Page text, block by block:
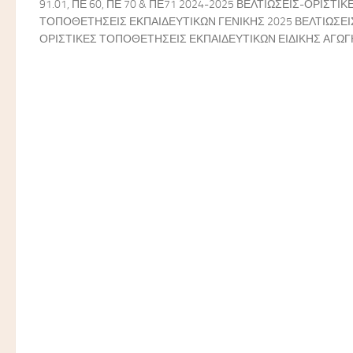
91.01, ΠΕ 60, ΠΕ 70 & ΠΕ71 2024-2025 ΒΕΛΤΙΩΣΕΙΣ-
ΤΟΠΟΘΕΤΗΣΕΙΣ ΕΚΠΑΙΔΕΥΤΙΚΩΝ ΓΕΝΙΚΗΣ 2025
ΟΡΙΣΤΙΚΕΣ ΤΟΠΟΘΕΤΗΣΕΙΣ ΕΚΠΑΙΔΕΥΤΙΚΩΝ ΕΙΔΙΚΗΣ